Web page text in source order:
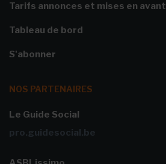
Tarifs annonces et mises en avant
Tableau de bord
S'abonner
NOS PARTENAIRES
Le Guide Social
pro.guidesocial.be